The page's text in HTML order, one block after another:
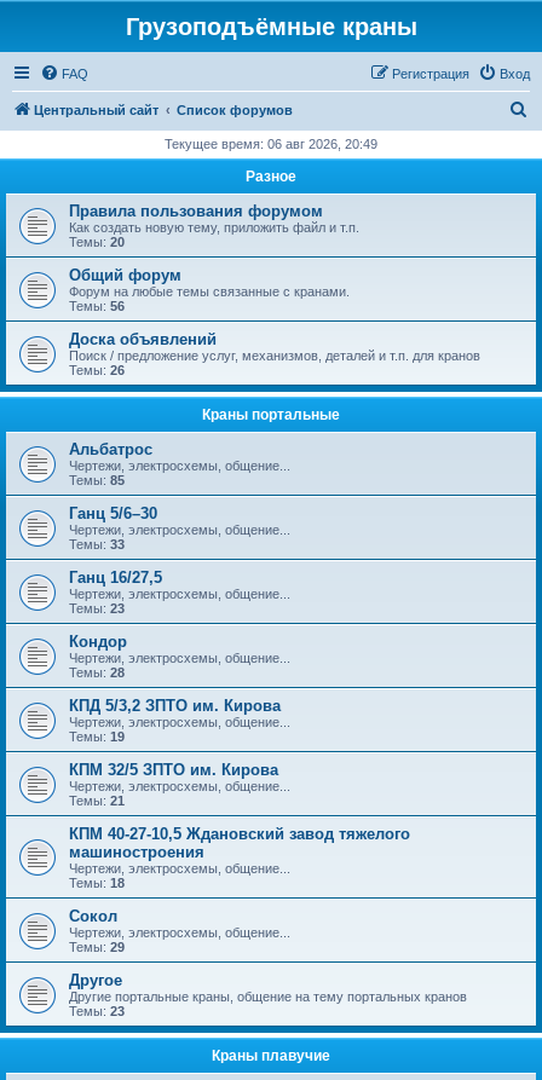
Грузоподъёмные краны
FAQ Вход
Регистрация
Центральный сайт Список форумов
с
Текущее время: 06 авг 2026, 20:49
Разное
Правила пользования форумом
Как создать новую тему, приложить файл и т.п.
Темы: 20
Общий форум
Форум на любые темы связанные с кранами.
Темы: 56
Доска объявлений
Поиск / предложение услуг, механизмов, деталей и т.п. для кранов
Темы: 26
Краны портальные
Альбатрос
Чертежи, электросхемы, общение...
Темы: 85
Ганц 5/6–30
Чертежи, электросхемы, общение...
Темы: 33
Ганц 16/27,5
Чертежи, электросхемы, общение...
Темы: 23
Кондор
Чертежи, электросхемы, общение...
Темы: 28
КПД 5/3,2 ЗПТО им. Кирова
Чертежи, электросхемы, общение...
Темы: 19
КПМ 32/5 ЗПТО им. Кирова
Чертежи, электросхемы, общение...
Темы: 21
КПМ 40-27-10,5 Ждановский завод тяжелого
машиностроения
Чертежи, электросхемы, общение...
Темы: 18
Сокол
Чертежи, электросхемы, общение...
Темы: 29
Другое
Другие портальные краны, общение на тему портальных кранов
Темы: 23
Краны плавучие